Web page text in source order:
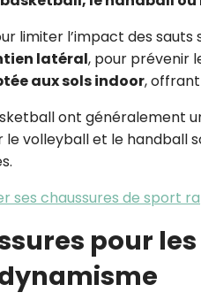
limiter l’impact des sauts
latéral, pour prévenir
aux sols indoor,
ont généralement
le volleyball et le handball
ses chaussures de sport
pour